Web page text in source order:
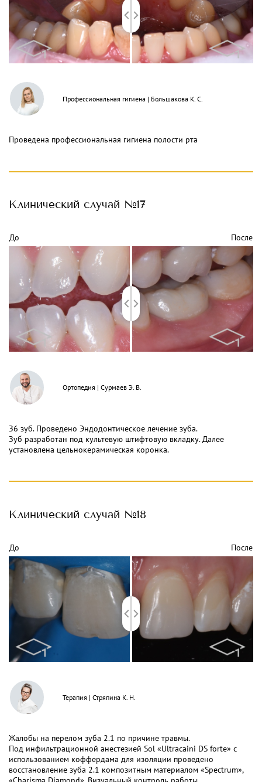
Профессиональная гигиена | Большакова К. С.
Проведена профессиональная гигиена полости рта
Клинический случай №17
До После
Ортопедия | Сурмаев Э. В.
З6 зуб. Проведено Эндодонтическое лечение зуба.
Зуб разработан под культевую штифтовую вкладку. Далее
установлена цельнокерамическая коронка.
Клинический случай №18
До После
Терапия | Стряпина К. Н.
Жалобы на перелом зуба 2.1 по причине травмы.
Под инфильтрационной анестезией Sol «Ultracaini DS forte» с
использованием коффердама для изоляции проведено
восстановление зуба 2.1 композитным материалом «Spectrum»,